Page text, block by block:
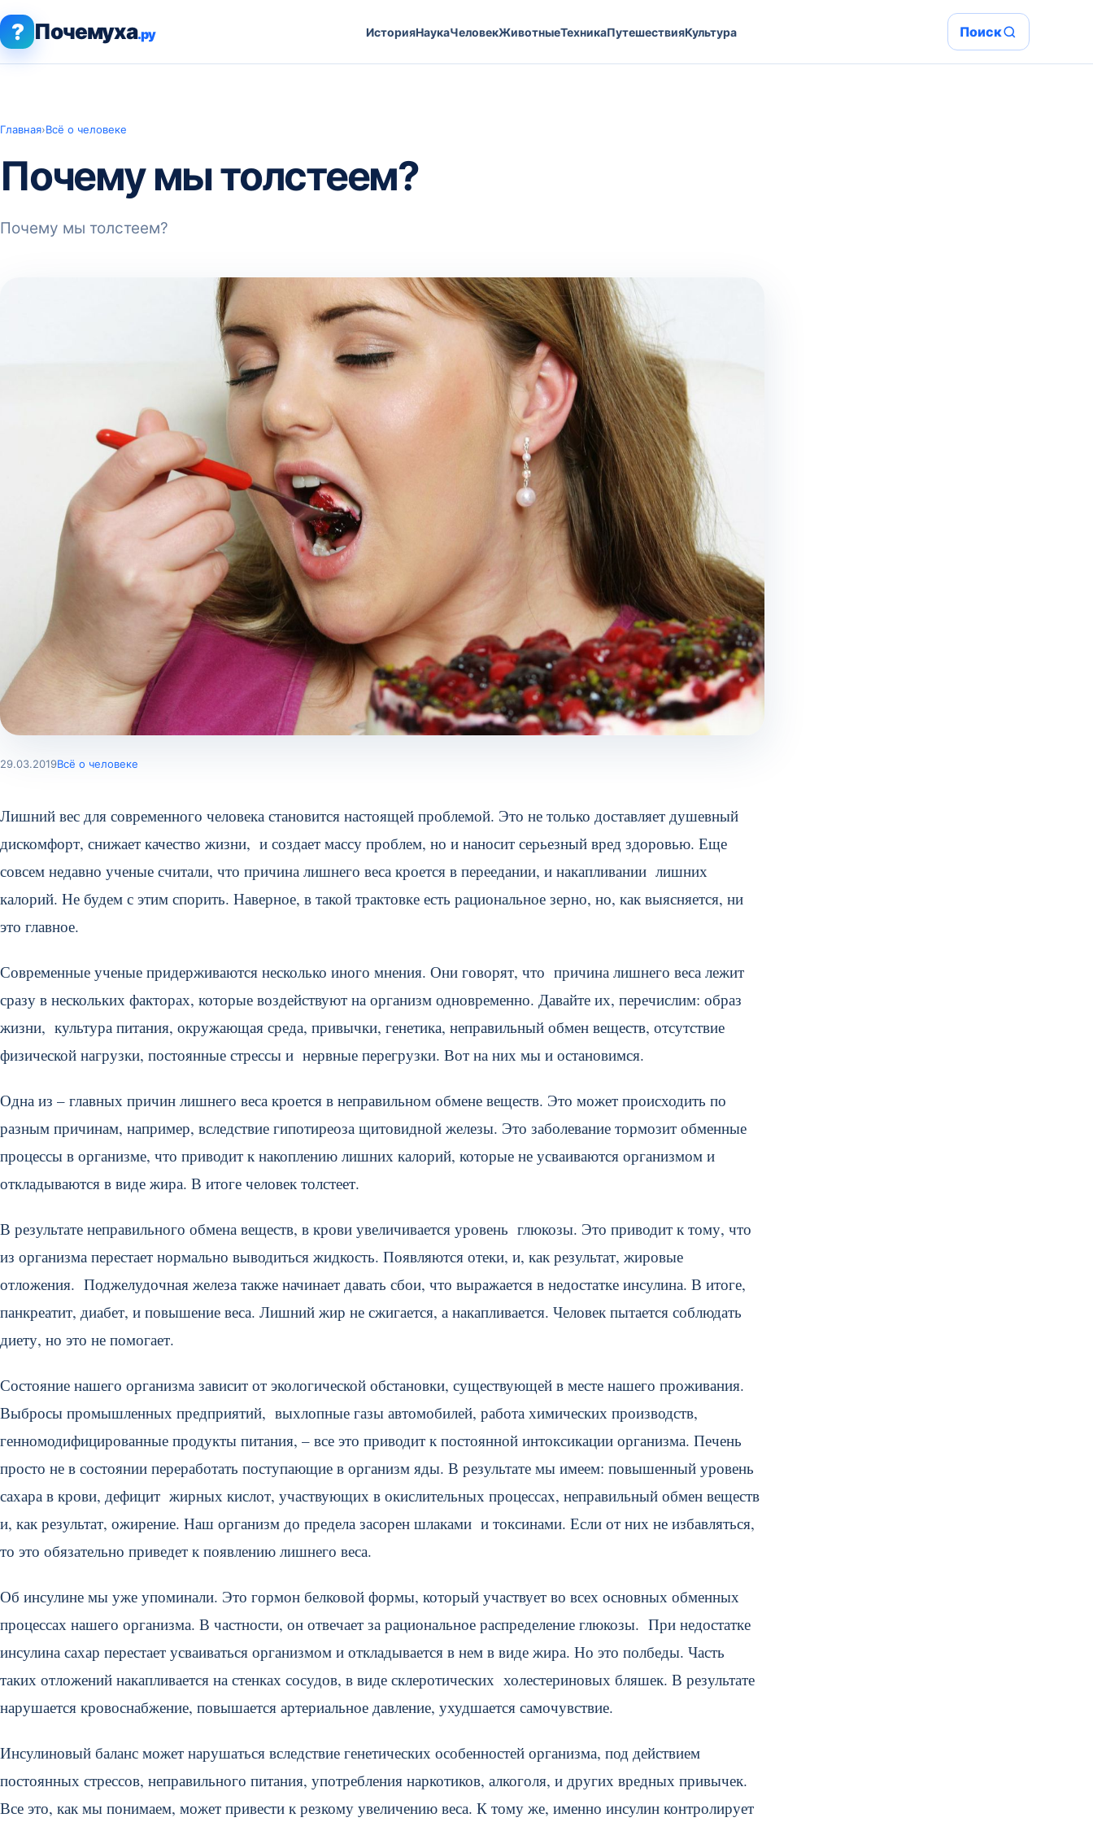
? Почемуха.ру ИсторияНаукаЧеловекЖивотныеТехникаПутешествияКультура Поиск
Главная›Всё о человеке
Почему мы толстеем?
Почему мы толстеем?
29.03.2019Всё о человеке
Лишний вес для современного человека становится настоящей проблемой. Это не только доставляет душевный
дискомфорт, снижает качество жизни, и создает массу проблем, но и наносит серьезный вред здоровью. Еще
совсем недавно ученые считали, что причина лишнего веса кроется в переедании, и накапливании лишних
калорий. Не будем с этим спорить. Наверное, в такой трактовке есть рациональное зерно, но, как выясняется, ни
это главное.
Современные ученые придерживаются несколько иного мнения. Они говорят, что причина лишнего веса лежит
сразу в нескольких факторах, которые воздействуют на организм одновременно. Давайте их, перечислим: образ
жизни, культура питания, окружающая среда, привычки, генетика, неправильный обмен веществ, отсутствие
физической нагрузки, постоянные стрессы и нервные перегрузки. Вот на них мы и остановимся.
Одна из – главных причин лишнего веса кроется в неправильном обмене веществ. Это может происходить по
разным причинам, например, вследствие гипотиреоза щитовидной железы. Это заболевание тормозит обменные
процессы в организме, что приводит к накоплению лишних калорий, которые не усваиваются организмом и
откладываются в виде жира. В итоге человек толстеет.
В результате неправильного обмена веществ, в крови увеличивается уровень глюкозы. Это приводит к тому, что
из организма перестает нормально выводиться жидкость. Появляются отеки, и, как результат, жировые
отложения. Поджелудочная железа также начинает давать сбои, что выражается в недостатке инсулина. В итоге,
панкреатит, диабет, и повышение веса. Лишний жир не сжигается, а накапливается. Человек пытается соблюдать
диету, но это не помогает.
Состояние нашего организма зависит от экологической обстановки, существующей в месте нашего проживания.
Выбросы промышленных предприятий, выхлопные газы автомобилей, работа химических производств,
генномодифицированные продукты питания, – все это приводит к постоянной интоксикации организма. Печень
просто не в состоянии переработать поступающие в организм яды. В результате мы имеем: повышенный уровень
сахара в крови, дефицит жирных кислот, участвующих в окислительных процессах, неправильный обмен веществ
и, как результат, ожирение. Наш организм до предела засорен шлаками и токсинами. Если от них не избавляться,
то это обязательно приведет к появлению лишнего веса.
Об инсулине мы уже упоминали. Это гормон белковой формы, который участвует во всех основных обменных
процессах нашего организма. В частности, он отвечает за рациональное распределение глюкозы. При недостатке
инсулина сахар перестает усваиваться организмом и откладывается в нем в виде жира. Но это полбеды. Часть
таких отложений накапливается на стенках сосудов, в виде склеротических холестериновых бляшек. В результате
нарушается кровоснабжение, повышается артериальное давление, ухудшается самочувствие.
Инсулиновый баланс может нарушаться вследствие генетических особенностей организма, под действием
постоянных стрессов, неправильного питания, употребления наркотиков, алкоголя, и других вредных привычек.
Все это, как мы понимаем, может привести к резкому увеличению веса. К тому же, именно инсулин контролирует